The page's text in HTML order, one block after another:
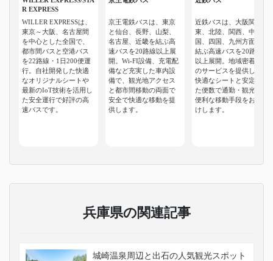
R EXPRESS
WILLER EXPRESSは、
東京～大阪、名古屋間
を中心とした全国で、
都市間バスと空港バス
を22路線・1日200便運
行。自社開発した快適
なオリジナルシートや
最新のIoT技術を活用し
た安全運行で好評の高
速バスです。
京王電鉄バスは、東京
と仙台、長野、山梨、
名古屋、近畿を結ぶ高
速バスを20路線以上展
開。Wi-FI設備、充電配
備など充実した車内設
備で、観光地アクセス
と都市間移動の両面で
安全で快適な移動を提
供します。
近鉄バスは、大阪関
東、北陸、関西、中
国、四国、九州方面を
結ぶ高速バスを20路線
以上展開。地域密着型
のサービスを提供し、
快適なシートと安定し
た便数で通勤・観光に
便利な移動手段をお届
けします。
兵庫県の関連記事
城崎温泉周辺と出石の人気観光スポット